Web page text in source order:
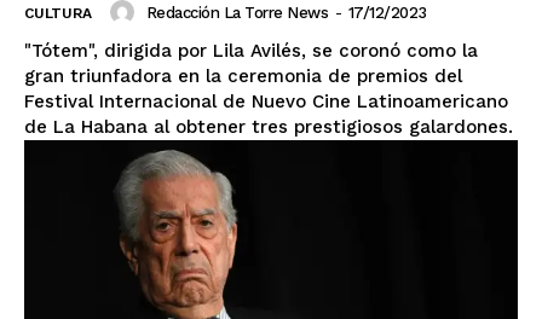
CULTURA Redacción La Torre News - 17/12/2023
"Tótem", dirigida por Lila Avilés, se coronó como la
gran triunfadora en la ceremonia de premios del
Festival Internacional de Nuevo Cine Latinoamericano
de La Habana al obtener tres prestigiosos galardones.